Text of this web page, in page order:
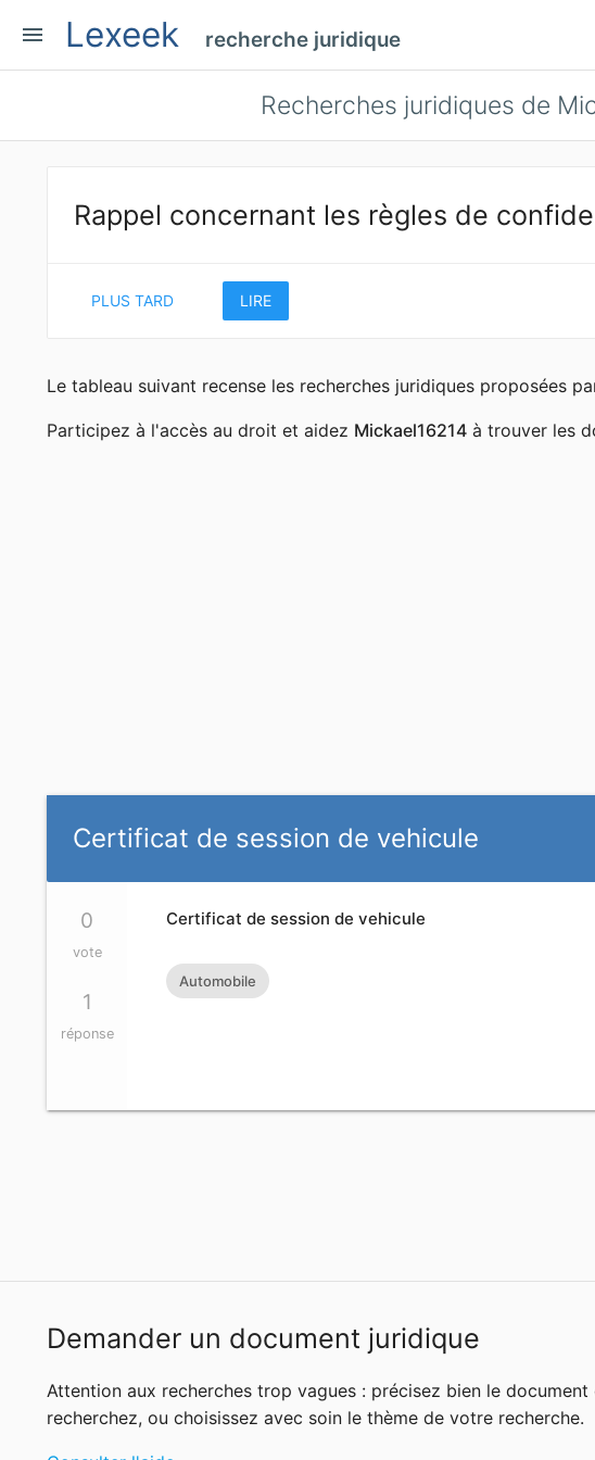
menu Lexeek recherche juridique
Recherches juridiques de
Rappel concernant les règles de
PLUS TARD LIRE
Le tableau suivant recense les recherches juridiques proposées
Participez à l'accès au droit et aidez Mickael16214 à trouver les
Certificat de session de vehicule
0
vote
1
réponse
Certificat de session de vehicule
Automobile
Demander un document juridique
Attention aux recherches trop vagues : précisez bien le document
recherchez, ou choisissez avec soin le thème de votre recherche.